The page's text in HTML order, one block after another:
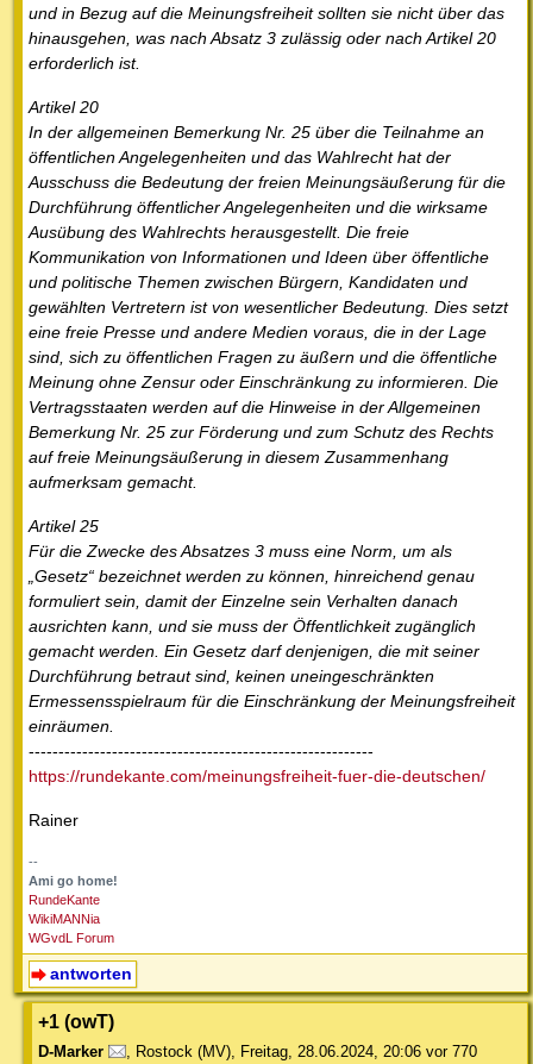
und in Bezug auf die Meinungsfreiheit sollten sie nicht über das
hinausgehen, was nach Absatz 3 zulässig oder nach Artikel 20
erforderlich ist.
Artikel 20
In der allgemeinen Bemerkung Nr. 25 über die Teilnahme an
öffentlichen Angelegenheiten und das Wahlrecht hat der
Ausschuss die Bedeutung der freien Meinungsäußerung für die
Durchführung öffentlicher Angelegenheiten und die wirksame
Ausübung des Wahlrechts herausgestellt. Die freie
Kommunikation von Informationen und Ideen über öffentliche
und politische Themen zwischen Bürgern, Kandidaten und
gewählten Vertretern ist von wesentlicher Bedeutung. Dies setzt
eine freie Presse und andere Medien voraus, die in der Lage
sind, sich zu öffentlichen Fragen zu äußern und die öffentliche
Meinung ohne Zensur oder Einschränkung zu informieren. Die
Vertragsstaaten werden auf die Hinweise in der Allgemeinen
Bemerkung Nr. 25 zur Förderung und zum Schutz des Rechts
auf freie Meinungsäußerung in diesem Zusammenhang
aufmerksam gemacht.
Artikel 25
Für die Zwecke des Absatzes 3 muss eine Norm, um als
„Gesetz“ bezeichnet werden zu können, hinreichend genau
formuliert sein, damit der Einzelne sein Verhalten danach
ausrichten kann, und sie muss der Öffentlichkeit zugänglich
gemacht werden. Ein Gesetz darf denjenigen, die mit seiner
Durchführung betraut sind, keinen uneingeschränkten
Ermessensspielraum für die Einschränkung der Meinungsfreiheit
einräumen.
----------------------------------------------------------
https://rundekante.com/meinungsfreiheit-fuer-die-deutschen/
Rainer
--
Ami go home!
RundeKante
WikiMANNia
WGvdL Forum
antworten
+1 (owT)
D-Marker , Rostock (MV), Freitag, 28.06.2024, 20:06 vor 770